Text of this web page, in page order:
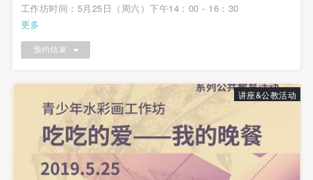
工作坊时间：5月25日（周六）下午14：00 - 16：30
更多
预约结束
讲座&公教活动
根据《中华人民共和国广告法》、《中华人民共和国
民法通则》以及 最高人民法院关于贯彻执行 《中华
人民共和国民法通则》若干问题的意见（试行）>的
方）的权利义务关系，经双方友好协商，甲乙双方就
带有甲方肖像的作品的使用达成如下一致协议：
一、 一般约定
（1）、甲方为本协议中的肖像权人，自愿将自己的
肖像权许可乙方作符合本协议约定和法律规定的用
根据《中华人民共和国广告法》、《中华人民共和国
民法通则》以及 最高人民法院关于贯彻执行 《中华
人民共和国民法通则》若干问题的意见（试行）>的
方）的权利义务关系，经双方友好协商，甲乙双方就
带有甲方肖像的作品的使用达成如下一致协议：
一、 一般约定
（1）、甲方为本协议中的肖像权人，自愿将自己的
肖像权许可乙方作符合本协议约定和法律规定的用
根据《中华人民共和国广告法》、《中华人民共和国
民法通则》以及 最高人民法院关于贯彻执行 《中华
人民共和国民法通则》若干问题的意见（试行）>的
方）的权利义务关系，经双方友好协商，甲乙双方就
带有甲方肖像的作品的使用达成如下一致协议：
一、 一般约定
（1）、甲方为本协议中的肖像权人，自愿将自己的
肖像权许可乙方作符合本协议约定和法律规定的用